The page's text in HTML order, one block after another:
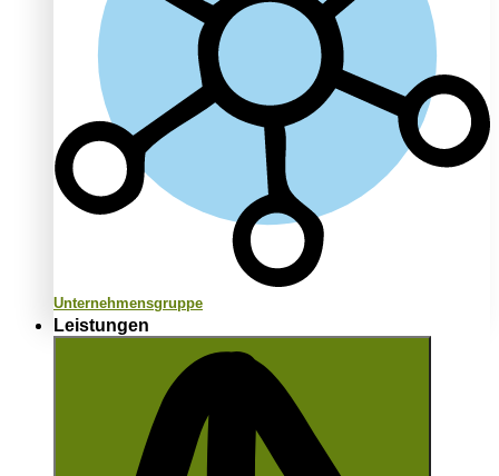
Unternehmensgruppe
Leistungen